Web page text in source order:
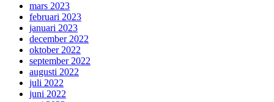
mars 2023
februari 2023
januari 2023
december 2022
oktober 2022
september 2022
augusti 2022
juli 2022
juni 2022